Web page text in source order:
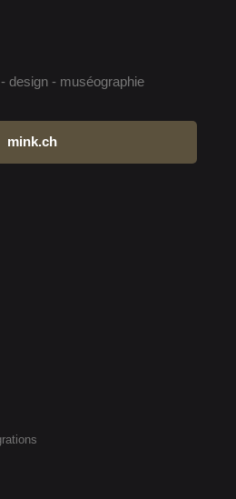
design - muséographie
mink.ch